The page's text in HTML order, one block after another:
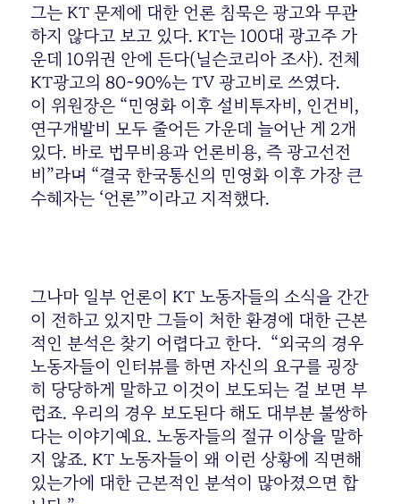
그는 KT 문제에 대한 언론 침묵은 광고와 무관
하지 않다고 보고 있다. KT는 100대 광고주 가
운데 10위권 안에 든다(닐슨코리아 조사). 전체
KT광고의 80~90%는 TV 광고비로 쓰였다.
이 위원장은 “민영화 이후 설비투자비, 인건비,
연구개발비 모두 줄어든 가운데 늘어난 게 2개
있다. 바로 법무비용과 언론비용, 즉 광고선전
비”라며 “결국 한국통신의 민영화 이후 가장 큰
수혜자는 ‘언론’”이라고 지적했다.
그나마 일부 언론이 KT 노동자들의 소식을 간간
이 전하고 있지만 그들이 처한 환경에 대한 근본
적인 분석은 찾기 어렵다고 한다. “외국의 경우
노동자들이 인터뷰를 하면 자신의 요구를 굉장
히 당당하게 말하고 이것이 보도되는 걸 보면 부
럽죠. 우리의 경우 보도된다 해도 대부분 불쌍하
다는 이야기예요. 노동자들의 절규 이상을 말하
지 않죠. KT 노동자들이 왜 이런 상황에 직면해
있는가에 대한 근본적인 분석이 많아졌으면 합